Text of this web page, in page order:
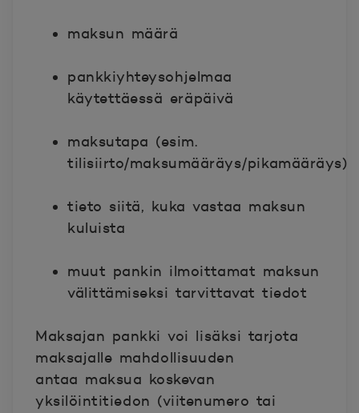
maksun määrä
pankkiyhteysohjelmaa
käytettäessä eräpäivä
maksutapa (esim.
tilisiirto/maksumääräys/pikamääräys)
tieto siitä, kuka vastaa maksun
kuluista
muut pankin ilmoittamat maksun
välittämiseksi tarvittavat tiedot
Maksajan pankki voi lisäksi tarjota
maksajalle mahdollisuuden
antaa maksua koskevan
yksilöintitiedon (viitenumero tai